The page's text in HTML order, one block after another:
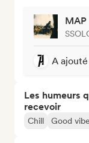
MAP
A
Les humeurs
recevoir
Chill Good